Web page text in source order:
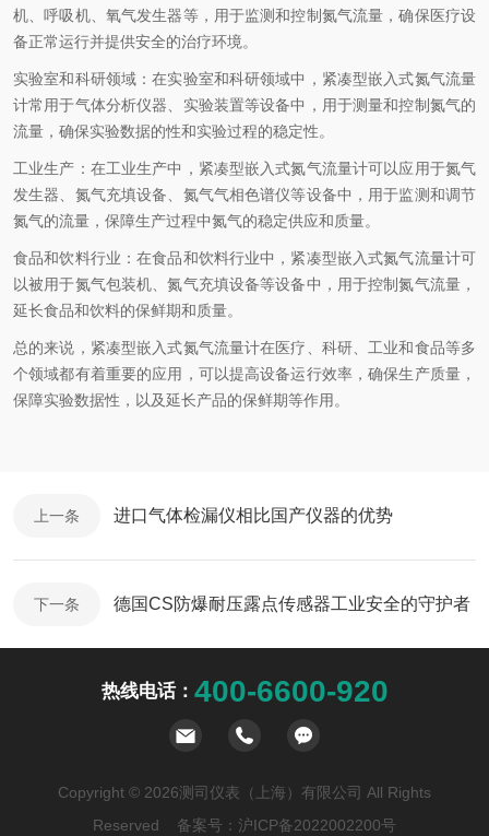
机、呼吸机、氧气发生器等，用于监测和控制氮气流量，确保医疗设
备正常运行并提供安全的治疗环境。
实验室和科研领域：在实验室和科研领域中，紧凑型嵌入式氮气流量
计常用于气体分析仪器、实验装置等设备中，用于测量和控制氮气的
流量，确保实验数据的性和实验过程的稳定性。
工业生产：在工业生产中，紧凑型嵌入式氮气流量计可以应用于氮气
发生器、氮气充填设备、氮气气相色谱仪等设备中，用于监测和调节
氮气的流量，保障生产过程中氮气的稳定供应和质量。
食品和饮料行业：在食品和饮料行业中，紧凑型嵌入式氮气流量计可
以被用于氮气包装机、氮气充填设备等设备中，用于控制氮气流量，
延长食品和饮料的保鲜期和质量。
总的来说，紧凑型嵌入式氮气流量计在医疗、科研、工业和食品等多
个领域都有着重要的应用，可以提高设备运行效率，确保生产质量，
保障实验数据性，以及延长产品的保鲜期等作用。
上一条 进口气体检漏仪相比国产仪器的优势
下一条 德国CS防爆耐压露点传感器工业安全的守护者
热线电话： 400-6600-920
Copyright © 2026测司仪表（上海）有限公司 All Rights
Reserved 备案号： 沪ICP备2022002200号